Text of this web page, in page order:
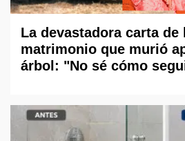
La devastadora carta de
matrimonio que murió
árbol: "No sé cómo